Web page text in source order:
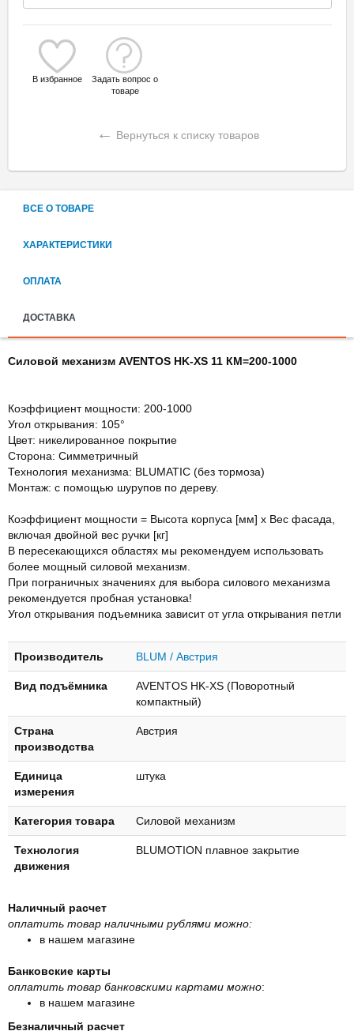
В избранное
Задать вопрос о
товаре
← Вернуться к списку товаров
ВСЕ О ТОВАРЕ
ХАРАКТЕРИСТИКИ
ОПЛАТА
ДОСТАВКА
Силовой механизм AVENTOS HK-XS 11 КМ=200-1000
Коэффициент мощности: 200-1000
Угол открывания: 105°
Цвет: никелированное покрытие
Сторона: Симметричный
Технология механизма: BLUMATIC (без тормоза)
Монтаж: с помощью шурупов по дереву.
Коэффициент мощности = Высота корпуса [мм] x Вес фасада,
включая двойной вес ручки [кг]
В пересекающихся областях мы рекомендуем использовать
более мощный силовой механизм.
При пограничных значениях для выбора силового механизма
рекомендуется пробная установка!
Угол открывания подъемника зависит от угла открывания петли
Производитель BLUM / Австрия
Вид подъёмника
AVENTOS HK-XS (Поворотный
компактный)
Страна
производства
Австрия
Единица
измерения
штука
Категория товара Силовой механизм
Технология
движения
BLUMOTION плавное закрытие
Наличный расчет
оплатить товар наличными рублями можно:
в нашем магазине
Банковские карты
оплатить товар банковскими картами можно:
в нашем магазине
Безналичный расчет